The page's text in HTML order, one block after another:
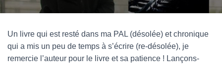
Un livre qui est resté dans ma PAL (désolée) et chronique
qui a mis un peu de temps à s’écrire (re-désolée), je
remercie l’auteur pour le livre et sa patience ! Lançons-